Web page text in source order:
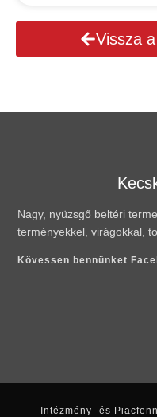
Vissza
Nagy, nyüzsgő beltéri
terményekkel, virágokkal,
Kövessen bennünket
Intézmény- és